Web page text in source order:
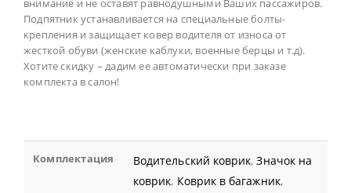
внимание и не оставят равнодушными Ваших пассажиров.
Подпятник устанавливается на специальные болты-
крепления и защищает ковер водителя от износа от
жесткой обуви (женские каблуки, военные берцы и т.д).
Хотите скидку – дадим ее автоматически при заказе
комплекта в салон!
Комплектация Водительский коврик,Значок на
коврик, Коврик в багажник,